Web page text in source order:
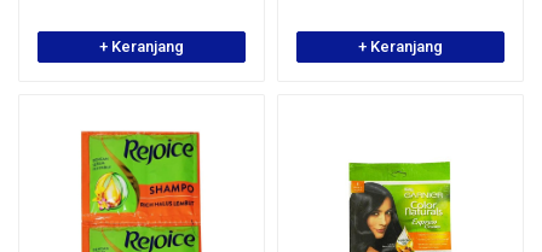
+ Keranjang + Keranjang